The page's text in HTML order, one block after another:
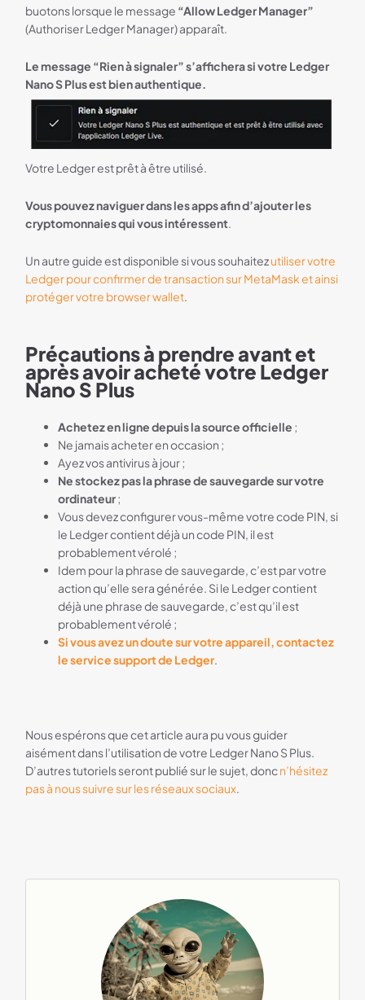
buotons lorsque le message “Allow Ledger Manager”
(Authoriser Ledger Manager) apparaît.
Le message “Rien à signaler” s’affichera si votre Ledger
Nano S Plus est bien authentique.
Votre Ledger est prêt à être utilisé.
Vous pouvez naviguer dans les apps afin d’ajouter les
cryptomonnaies qui vous intéressent.
Un autre guide est disponible si vous souhaitezutiliser votre
Ledger pour confirmer de transaction sur MetaMask et ainsi
protéger votre browser wallet.
Précautions à prendre avant et
après avoir acheté votre Ledger
Nano S Plus
Achetez en ligne depuis la source officielle ;
Ne jamais acheter en occasion ;
Ayez vos antivirus à jour ;
Ne stockez pas la phrase de sauvegarde sur votre
ordinateur;
Vous devez configurer vous-même votre code PIN, si
le Ledger contient déjà un code PIN, il est
probablement vérolé ;
Idem pour la phrase de sauvegarde, c’est par votre
action qu’elle sera générée. Si le Ledger contient
déjà une phrase de sauvegarde, c’est qu’il est
probablement vérolé ;
Si vous avez un doute sur votre appareil, contactez
le service support de Ledger.
Nous espérons que cet article aura pu vous guider
aisément dans l’utilisation de votre Ledger Nano S Plus.
D’autres tutoriels seront publié sur le sujet, doncn’hésitez
pas à nous suivre sur les réseaux sociaux.